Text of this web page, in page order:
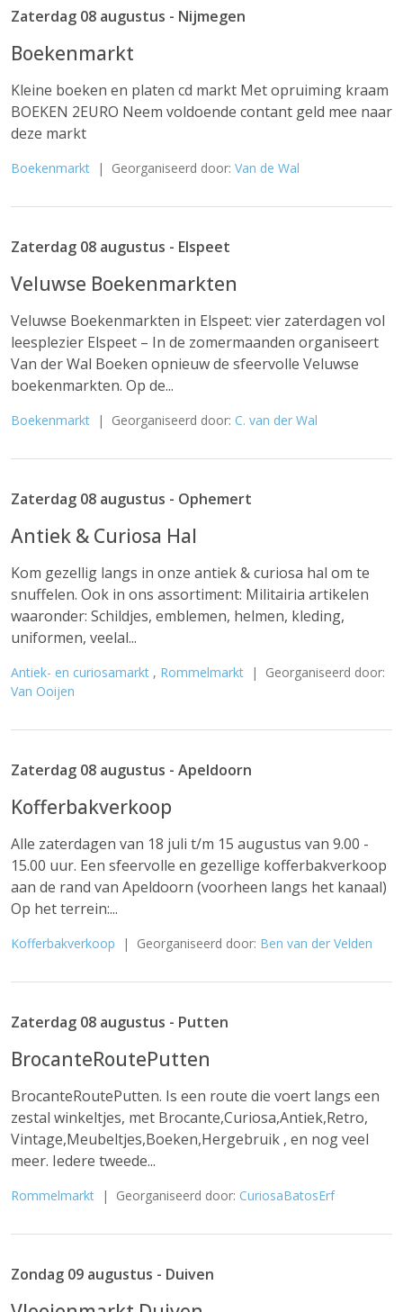
Zaterdag 08 augustus - Nijmegen
Boekenmarkt
Kleine boeken en platen cd markt Met opruiming kraam
BOEKEN 2EURO Neem voldoende contant geld mee naar
deze markt
Boekenmarkt | Georganiseerd door: Van de Wal
Zaterdag 08 augustus - Elspeet
Veluwse Boekenmarkten
Veluwse Boekenmarkten in Elspeet: vier zaterdagen vol
leesplezier Elspeet – In de zomermaanden organiseert
Van der Wal Boeken opnieuw de sfeervolle Veluwse
boekenmarkten. Op de...
Boekenmarkt | Georganiseerd door: C. van der Wal
Zaterdag 08 augustus - Ophemert
Antiek & Curiosa Hal
Kom gezellig langs in onze antiek & curiosa hal om te
snuffelen. Ook in ons assortiment: Militairia artikelen
waaronder: Schildjes, emblemen, helmen, kleding,
uniformen, veelal...
Antiek- en curiosamarkt , Rommelmarkt | Georganiseerd door:
Van Ooijen
Zaterdag 08 augustus - Apeldoorn
Kofferbakverkoop
Alle zaterdagen van 18 juli t/m 15 augustus van 9.00 -
15.00 uur. Een sfeervolle en gezellige kofferbakverkoop
aan de rand van Apeldoorn (voorheen langs het kanaal)
Op het terrein:...
Kofferbakverkoop | Georganiseerd door: Ben van der Velden
Zaterdag 08 augustus - Putten
BrocanteRoutePutten
BrocanteRoutePutten. Is een route die voert langs een
zestal winkeltjes, met Brocante,Curiosa,Antiek,Retro,
Vintage,Meubeltjes,Boeken,Hergebruik , en nog veel
meer. Iedere tweede...
Rommelmarkt | Georganiseerd door: CuriosaBatosErf
Zondag 09 augustus - Duiven